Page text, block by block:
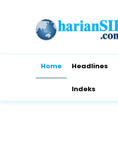
Home Headlines
Indeks